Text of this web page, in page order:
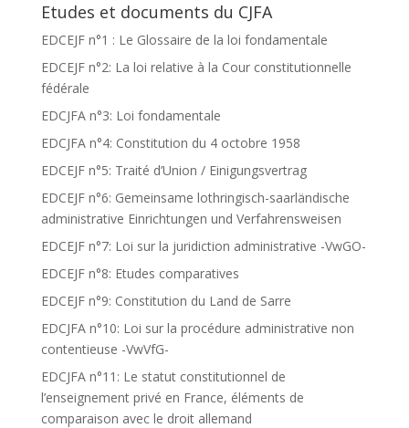
Etudes et documents du CJFA
EDCEJF n°1 : Le Glossaire de la loi fondamentale
EDCEJF n°2: La loi relative à la Cour constitutionnelle
fédérale
EDCJFA n°3: Loi fondamentale
EDCJFA n°4: Constitution du 4 octobre 1958
EDCEJF n°5: Traité d’Union / Einigungsvertrag
EDCEJF n°6: Gemeinsame lothringisch-saarländische
administrative Einrichtungen und Verfahrensweisen
EDCEJF n°7: Loi sur la juridiction administrative -VwGO-
EDCEJF n°8: Etudes comparatives
EDCEJF n°9: Constitution du Land de Sarre
EDCJFA n°10: Loi sur la procédure administrative non
contentieuse -VwVfG-
EDCJFA n°11: Le statut constitutionnel de
l’enseignement privé en France, éléments de
comparaison avec le droit allemand